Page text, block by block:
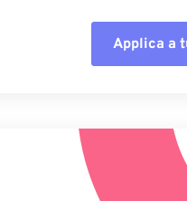
Applica a
Applica da
Salva come